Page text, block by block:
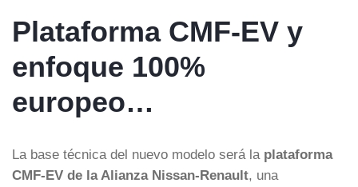
Plataforma CMF-EV y
enfoque 100%
europeo…
La base técnica del nuevo modelo será la plataforma
CMF-EV de la Alianza Nissan-Renault, una